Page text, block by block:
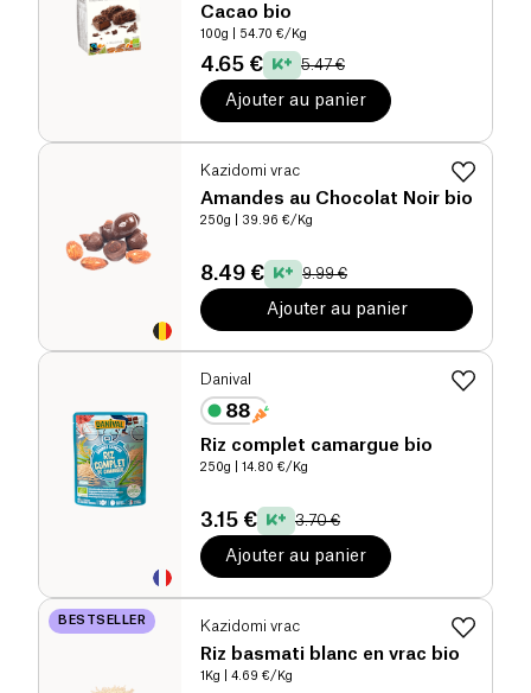
Cacao bio
100g | 54.70 €/Kg
4.65 € 5.47 €
Ajouter au panier
Kazidomi vrac
Amandes au Chocolat Noir bio
250g | 39.96 €/Kg
8.49 € 9.99 €
Ajouter au panier
Danival
Riz complet camargue bio
250g | 14.80 €/Kg
3.15 € 3.70 €
Ajouter au panier
BESTSELLER Kazidomi vrac
Riz basmati blanc en vrac bio
1Kg | 4.69 €/Kg